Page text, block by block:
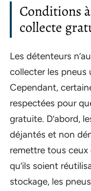
Conditions
collecte
Les détenteurs
collecter les pneus
Cependant,
respectées pour
gratuite. D’abord,
déjantés et non
remettre tous
qu’ils soient
stockage, les